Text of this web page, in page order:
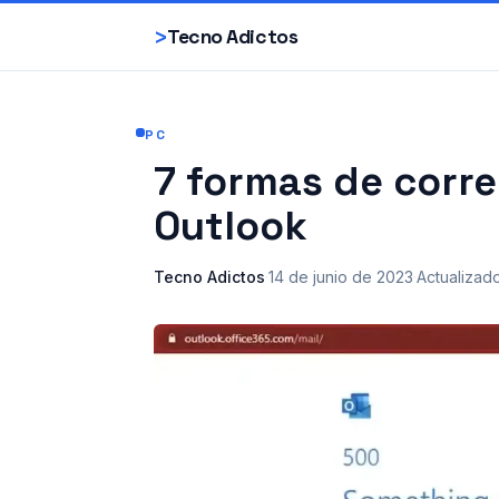
>Tecno Adictos
PC
7 formas de
Outlook
Tecno Adictos·14 de junio de 2023·